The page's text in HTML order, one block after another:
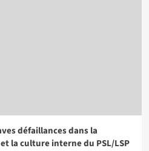
défaillances dans la
la culture interne du PSL/LSP